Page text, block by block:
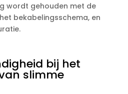
wordt gehouden met de
bekabelingsschema, en
bij het
slimme